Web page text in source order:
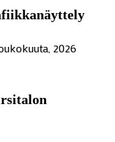
2026